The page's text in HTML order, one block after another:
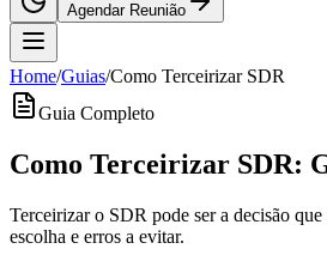
Agendar Reunião
Home/Guias/Como Terceirizar SDR
Guia Completo
Como Terceirizar SDR:
Terceirizar o SDR pode ser a decisão
escolha e erros a evitar.